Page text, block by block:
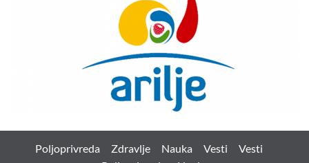
Poljoprivreda Zdravlje Nauka Vesti
Vesti